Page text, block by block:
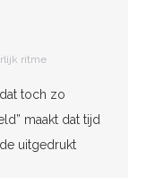
ritme
toch zo
maakt dat tijd
uitgedrukt